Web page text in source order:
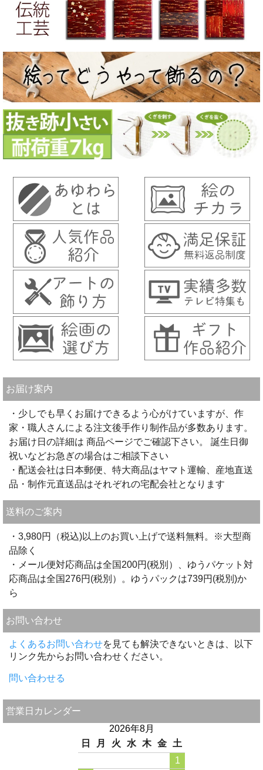
お届け案内
・少しでも早くお届けできるよう心がけていますが、作
家・職人さんによる注文後手作り制作品が多数あります。
お届け日の詳細は 商品ページでご確認下さい。 誕生日御
祝いなどお急ぎの場合はご相談下さい
・配送会社は日本郵便、特大商品はヤマト運輸、産地直送
品・制作元直送品はそれぞれの宅配会社となります
送料のご案内
・3,980円（税込)以上のお買い上げで送料無料。※大型商
品除く
・メール便対応商品は全国200円(税別）、ゆうパケット対
応商品は全国276円(税別）。ゆうパックは739円(税別)か
ら
お問い合わせ
よくあるお問い合わせを見ても解決できないときは、以下
リンク先からお問い合わせください。
問い合わせる
営業日カレンダー
2026年8月
日
月 火 水 木 金
土
1